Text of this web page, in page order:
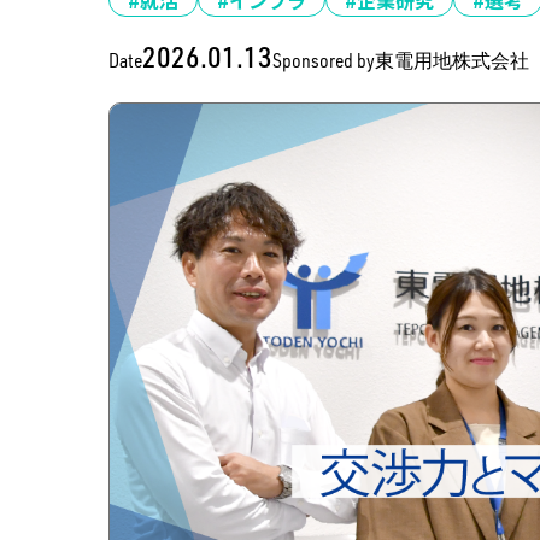
Date2026.01.13Sponsored by東電用地株式会社